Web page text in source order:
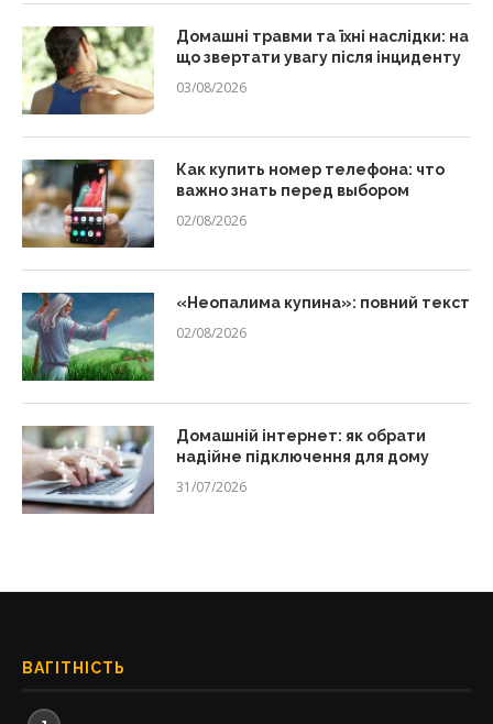
Домашні травми та їхні наслідки: на
що звертати увагу після інциденту
03/08/2026
Как купить номер телефона: что
важно знать перед выбором
02/08/2026
«Неопалима купина»: повний текст
02/08/2026
Домашній інтернет: як обрати
надійне підключення для дому
31/07/2026
ВАГІТНІСТЬ